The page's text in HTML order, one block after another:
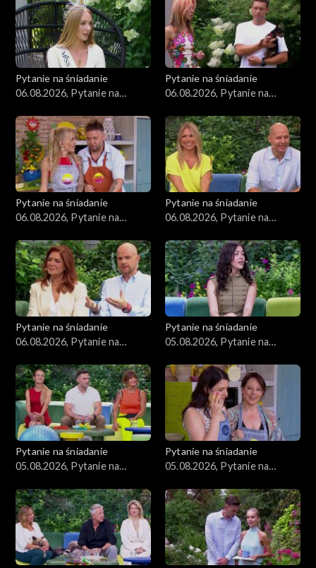
Pytanie na śniadanie
06.08.2026, Pytanie na
Pytanie na śniadanie
06.08.2026, Pytanie na
Pytanie na śniadanie
06.08.2026, Pytanie na
Pytanie na śniadanie
06.08.2026, Pytanie na
Pytanie na śniadanie
06.08.2026, Pytanie na
Pytanie na śniadanie
05.08.2026, Pytanie na
Pytanie na śniadanie
05.08.2026, Pytanie na
Pytanie na śniadanie
05.08.2026, Pytanie na